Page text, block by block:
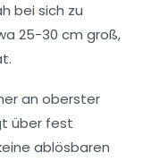
bei sich zu
25-30 cm groß,
an oberster
über fest
ablösbaren